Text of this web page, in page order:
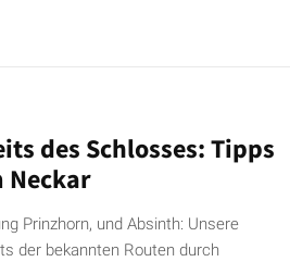
des Schlosses: Tipps
Neckar
Prinzhorn, und Absinth: Unsere
der bekannten Routen durch